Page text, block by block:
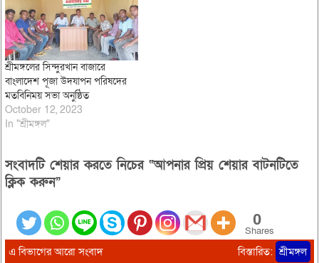
শ্রীমঙ্গলের সিন্দুরখান বাজারে
বাংলাদেশ পূজা উদযাপন পরিষদের
মতবিনিময় সভা অনুষ্ঠিত
October 12, 2023
In "শ্রীমঙ্গল"
সংবাদটি শেয়ার করতে নিচের “আপনার প্রিয় শেয়ার বাটনটিতে
ক্লিক করুন”
0
Shares
এ বিভাগের আরো সংবাদ বিস্তারিত: শ্রীমঙ্গল